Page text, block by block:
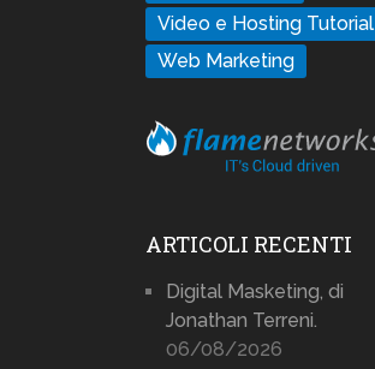
Video e Hosting Tutorial
Web Marketing
ARTICOLI RECENTI
Digital Masketing, di
Jonathan Terreni.
06/08/2026